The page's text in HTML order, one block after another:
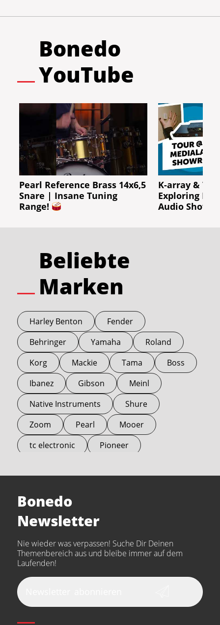
Bonedo
YouTube
Pearl Reference Brass 14x6,5
Snare | Insane Tuning
Range!
K-array &
Exploring
Audio
Beliebte
Marken
Harley Benton
Fender
Behringer
Yamaha
Roland
Korg
Mackie Tama
Boss
Ibanez
Gibson
Meinl
Native Instruments
Shure
Zoom
Pearl
Mooer
tc electronic
Pioneer
Arturia
the t.bone
Thomann
Walrus Audio
Epiphone
beyerdynamic
Audio-Technica
Presonus
Bonedo
Newsletter
Nie wieder was verpassen! Suche Dir Deinen
Themenbereich aus und bleibe immer auf dem
Laufenden!